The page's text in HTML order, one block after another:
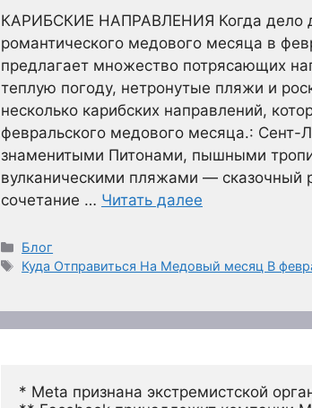
КАРИБСКИЕ НАПРАВЛЕНИЯ Когда дело
романтического медового месяца в
предлагает множество потрясающих
теплую погоду, нетронутые пляжи и
несколько карибских направлений,
февральского медового месяца.:
знаменитыми Питонами, пышными
вулканическими пляжами — сказочный
сочетание … Читать далее
Рубрики
Блог
Метки
Куда Отправиться На Медовый месяц В
* Meta признана экстремистской